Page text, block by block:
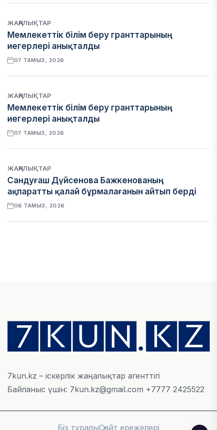
ЖАҢАЛЫҚТАР
Мемлекеттік білім беру гранттарының
иегерлері анықталды
07 ТАМЫЗ, 2026
ЖАҢАЛЫҚТАР
Мемлекеттік білім беру гранттарының
иегерлері анықталды
07 ТАМЫЗ, 2026
ЖАҢАЛЫҚТАР
Сандуғаш Дүйсенова Бажкенованың
ақпаратты қалай бұрмалағанын айтып берді
06 ТАМЫЗ, 2026
Алматы қалалық МКД мүлікті сатудан
алынатын салық туралы сұрақтарға жауап
берді
«Бәйтерек» холдингінің инвестициялық және
7kun.kz – іскерлік жаңалықтар агенттігі
Байланыс үшін: 7kun.kz@gmail.com +7777 2425522
Біз туралыСайт ережелері